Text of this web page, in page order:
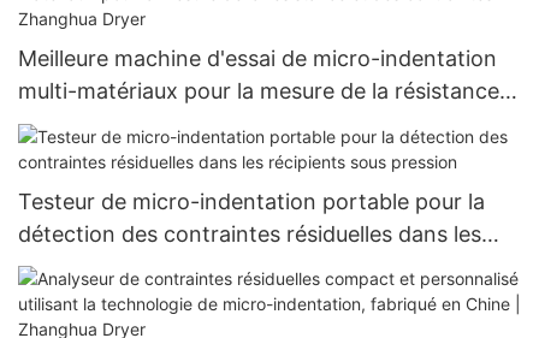
Meilleure machine d'essai de micro-indentation
multi-matériaux pour la mesure de la résistance
et des contraintes - Zhanghua Dryer
Testeur de micro-indentation portable pour la
détection des contraintes résiduelles dans les
récipients sous pression